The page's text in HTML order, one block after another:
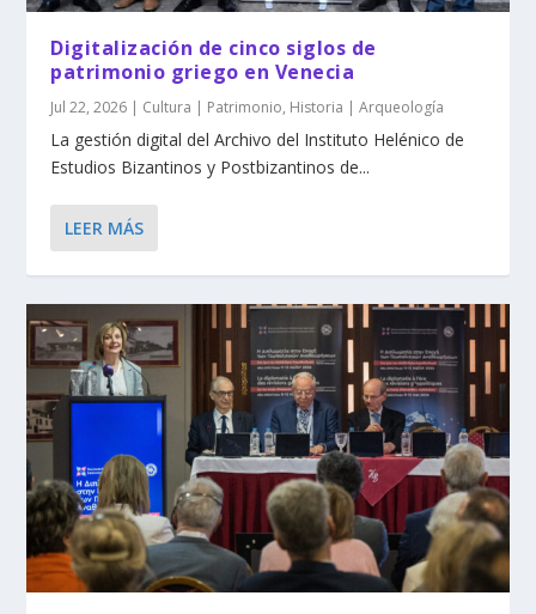
Digitalización de cinco siglos de
patrimonio griego en Venecia
Jul 22, 2026 | Cultura | Patrimonio, Historia | Arqueología
La gestión digital del Archivo del Instituto Helénico de
Estudios Bizantinos y Postbizantinos de...
LEER MÁS